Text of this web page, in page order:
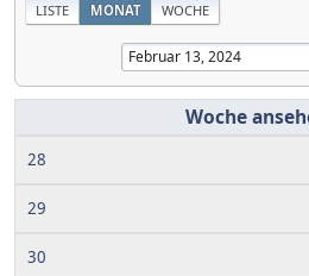
LISTE MONAT WOCHE
28
29
30